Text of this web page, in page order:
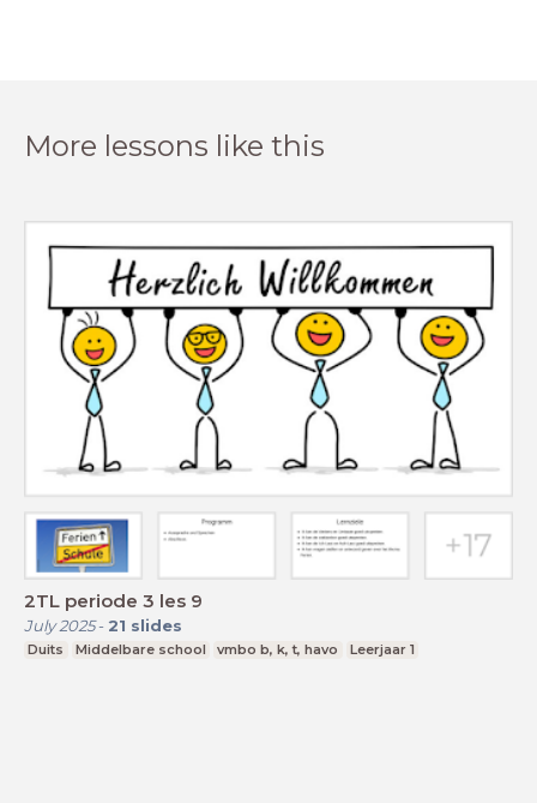
More lessons like this
2TL periode 3 les 9
July 2025- 21 slides
Duits Middelbare school vmbo b, k, t, havo Leerjaar 1